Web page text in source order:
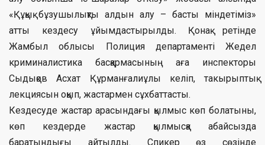
«Құқық бұзушылықты алдын алу – басты міндетіміз»
атты кездесу ұйымдастырылды. Қонақ ретінде
Жамбыл облысы Полиция департаменті Жедел
криминалистика басқармасының аға инспекторы
Сыдықов Асхат Құрманғалиұлы келіп, такырыптық
лекциясын оқып, жастармен сұхбаттасты.
Кездесуде жастар арасындағы қылмыс көп болатыны,
көп кездерде жастар қылмысқа абайсызда
баратындығы айтылды. Спикер өз сөзінде